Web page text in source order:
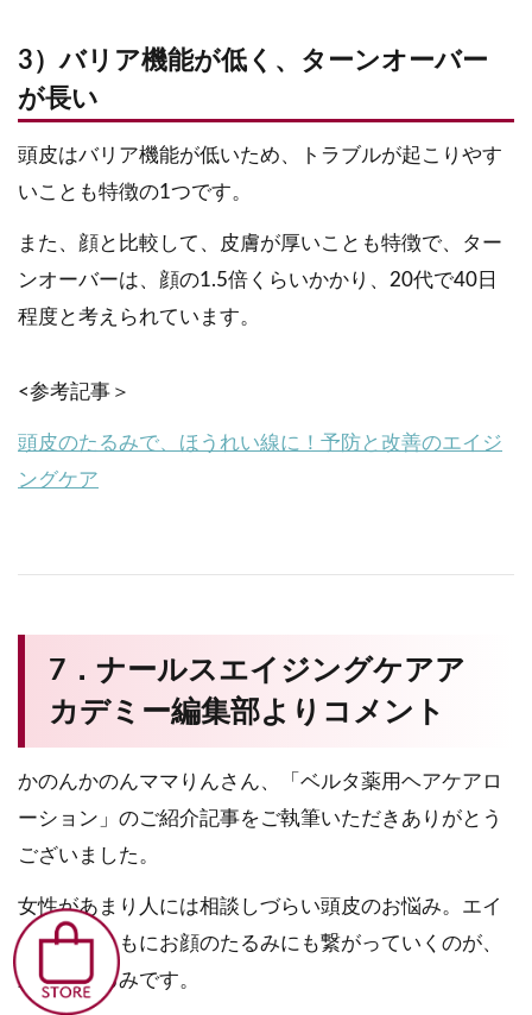
3）バリア機能が低く、ターンオーバー
が長い
頭皮はバリア機能が低いため、トラブルが起こりやす
いことも特徴の1つです。
また、顔と比較して、皮膚が厚いことも特徴で、ター
ンオーバーは、顔の1.5倍くらいかかり、20代で40日
程度と考えられています。
<参考記事＞
頭皮のたるみで、ほうれい線に！予防と改善のエイジ
ングケア
7．ナールスエイジングケアア
カデミー編集部よりコメント
かのんかのんママりんさん、「ベルタ薬用ヘアケアロ
ーション」のご紹介記事をご執筆いただきありがとう
ございました。
女性があまり人には相談しづらい頭皮のお悩み。エイ
ジングとともにお顔のたるみにも繋がっていくのが、
頭皮のたるみです。